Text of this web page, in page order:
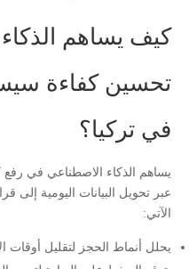
كيف يساهم
تحسين كفاءة
في تركيا؟
يساهم الذكاء الاصطناعي في رفع
عبر تحويل البيانات اليومية
الآتي:
يحلل أنماط الحجز لتقليل أوقات